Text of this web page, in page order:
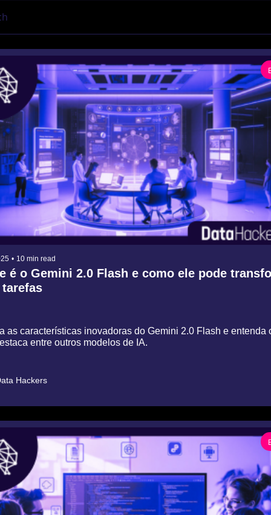
• 10 min read
é o Gemini 2.0 Flash e como ele pode
as características inovadoras do Gemini 2.0 Flash e entenda
entre outros modelos de IA.
Hackers